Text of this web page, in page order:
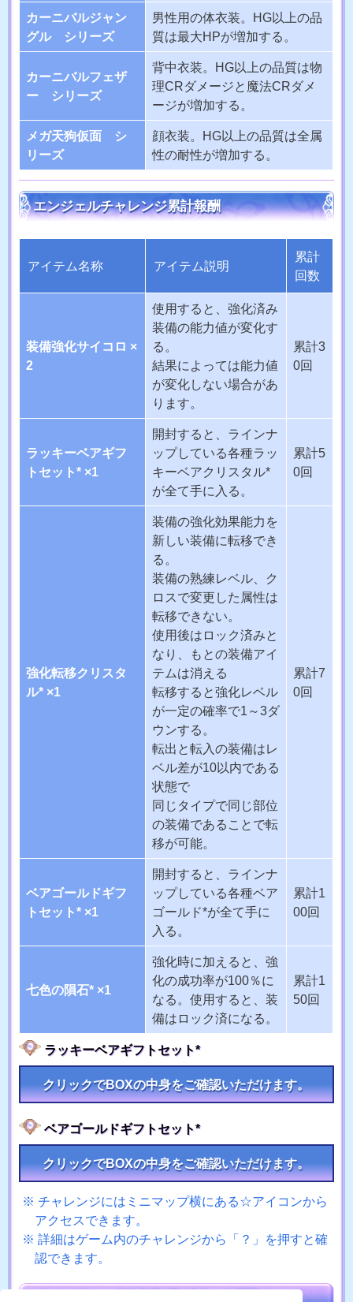
カーニバルジャン
グル シリーズ
男性用の体衣装。HG以上の品
質は最大HPが増加する。
カーニバルフェザ
ー シリーズ
背中衣装。HG以上の品質は物
理CRダメージと魔法CRダメ
ージが増加する。
メガ天狗仮面 シ
リーズ
顔衣装。HG以上の品質は全属
性の耐性が増加する。
エンジェルチャレンジ累計報酬
アイテム名称 アイテム説明
累計
回数
装備強化サイコロ ×
2
使用すると、強化済み
装備の能力値が変化す
る。
結果によっては能力値
が変化しない場合があ
ります。
累計3
0回
ラッキーベアギフ
トセット* ×1
開封すると、ラインナ
ップしている各種ラッ
キーベアクリスタル*
が全て手に入る。
累計5
0回
強化転移クリスタ
ル* ×1
装備の強化効果能力を
新しい装備に転移でき
る。
装備の熟練レベル、ク
ロスで変更した属性は
転移できない。
使用後はロック済みと
なり、もとの装備アイ
テムは消える
転移すると強化レベル
が一定の確率で1～3ダ
ウンする。
転出と転入の装備はレ
ベル差が10以内である
状態で
同じタイプで同じ部位
の装備であることで転
移が可能。
累計7
0回
ベアゴールドギフ
トセット* ×1
開封すると、ラインナ
ップしている各種ベア
ゴールド*が全て手に
入る。
累計1
00回
七色の隕石* ×1
強化時に加えると、強
化の成功率が100％に
なる。使用すると、装
備はロック済になる。
累計1
50回
ラッキーベアギフトセット*
クリックでBOXの中身をご確認いただけます。
ベアゴールドギフトセット*
クリックでBOXの中身をご確認いただけます。
チャレンジにはミニマップ横にある☆アイコンから
アクセスできます。
詳細はゲーム内のチャレンジから「？」を押すと確
認できます。